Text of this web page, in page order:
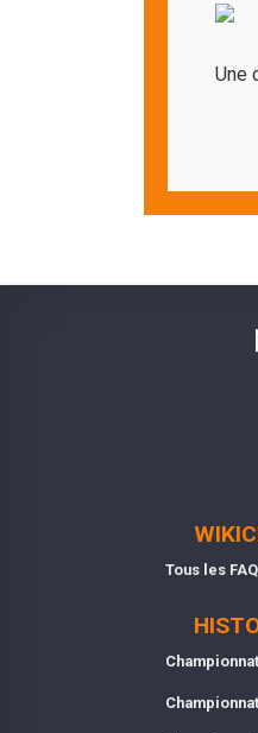
Une
Tous les